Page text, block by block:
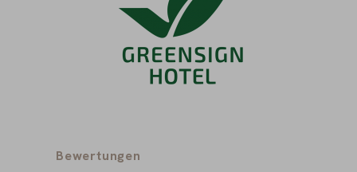
Bewertungen